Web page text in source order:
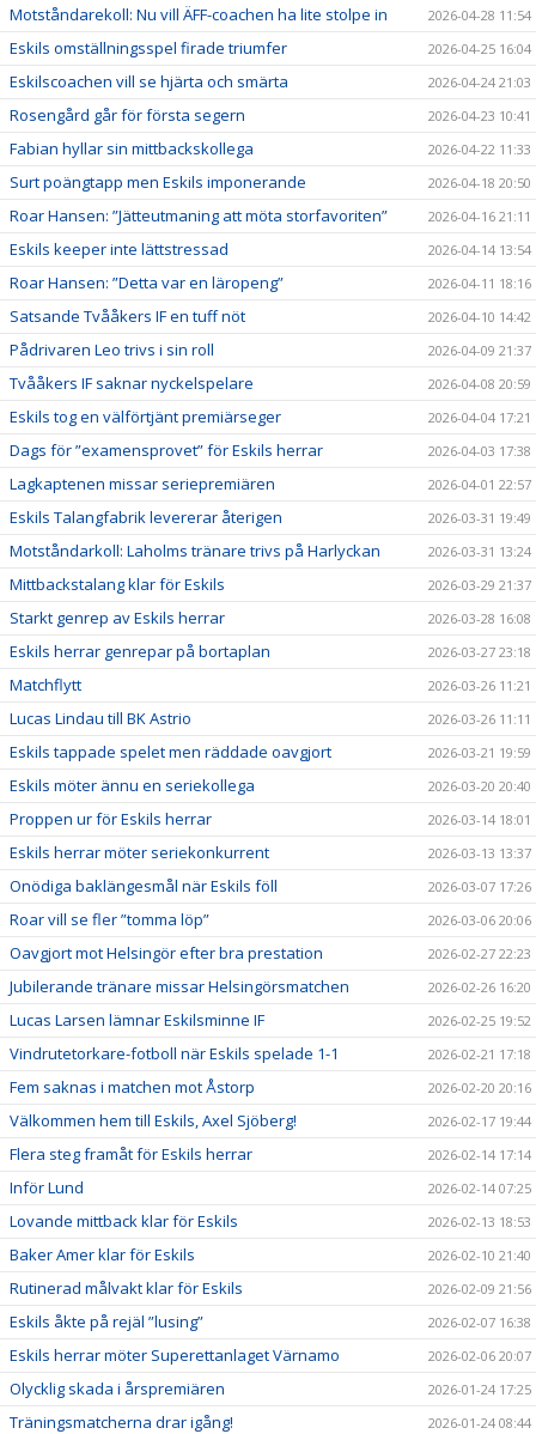
Motståndarekoll: Nu vill ÄFF-coachen ha lite stolpe in 2026-04-28 11:54
Eskils omställningsspel firade triumfer 2026-04-25 16:04
Eskilscoachen vill se hjärta och smärta 2026-04-24 21:03
Rosengård går för första segern 2026-04-23 10:41
Fabian hyllar sin mittbackskollega 2026-04-22 11:33
Surt poängtapp men Eskils imponerande 2026-04-18 20:50
Roar Hansen: ”Jätteutmaning att möta storfavoriten” 2026-04-16 21:11
Eskils keeper inte lättstressad 2026-04-14 13:54
Roar Hansen: ”Detta var en läropeng” 2026-04-11 18:16
Satsande Tvååkers IF en tuff nöt 2026-04-10 14:42
Pådrivaren Leo trivs i sin roll 2026-04-09 21:37
Tvååkers IF saknar nyckelspelare 2026-04-08 20:59
Eskils tog en välförtjänt premiärseger 2026-04-04 17:21
Dags för ”examensprovet” för Eskils herrar 2026-04-03 17:38
Lagkaptenen missar seriepremiären 2026-04-01 22:57
Eskils Talangfabrik levererar återigen 2026-03-31 19:49
Motståndarkoll: Laholms tränare trivs på Harlyckan 2026-03-31 13:24
Mittbackstalang klar för Eskils 2026-03-29 21:37
Starkt genrep av Eskils herrar 2026-03-28 16:08
Eskils herrar genrepar på bortaplan 2026-03-27 23:18
Matchflytt 2026-03-26 11:21
Lucas Lindau till BK Astrio 2026-03-26 11:11
Eskils tappade spelet men räddade oavgjort 2026-03-21 19:59
Eskils möter ännu en seriekollega 2026-03-20 20:40
Proppen ur för Eskils herrar 2026-03-14 18:01
Eskils herrar möter seriekonkurrent 2026-03-13 13:37
Onödiga baklängesmål när Eskils föll 2026-03-07 17:26
Roar vill se fler ”tomma löp” 2026-03-06 20:06
Oavgjort mot Helsingör efter bra prestation 2026-02-27 22:23
Jubilerande tränare missar Helsingörsmatchen 2026-02-26 16:20
Lucas Larsen lämnar Eskilsminne IF 2026-02-25 19:52
Vindrutetorkare-fotboll när Eskils spelade 1-1 2026-02-21 17:18
Fem saknas i matchen mot Åstorp 2026-02-20 20:16
Välkommen hem till Eskils, Axel Sjöberg! 2026-02-17 19:44
Flera steg framåt för Eskils herrar 2026-02-14 17:14
Inför Lund 2026-02-14 07:25
Lovande mittback klar för Eskils 2026-02-13 18:53
Baker Amer klar för Eskils 2026-02-10 21:40
Rutinerad målvakt klar för Eskils 2026-02-09 21:56
Eskils åkte på rejäl ”lusing” 2026-02-07 16:38
Eskils herrar möter Superettanlaget Värnamo 2026-02-06 20:07
Olycklig skada i årspremiären 2026-01-24 17:25
Träningsmatcherna drar igång! 2026-01-24 08:44